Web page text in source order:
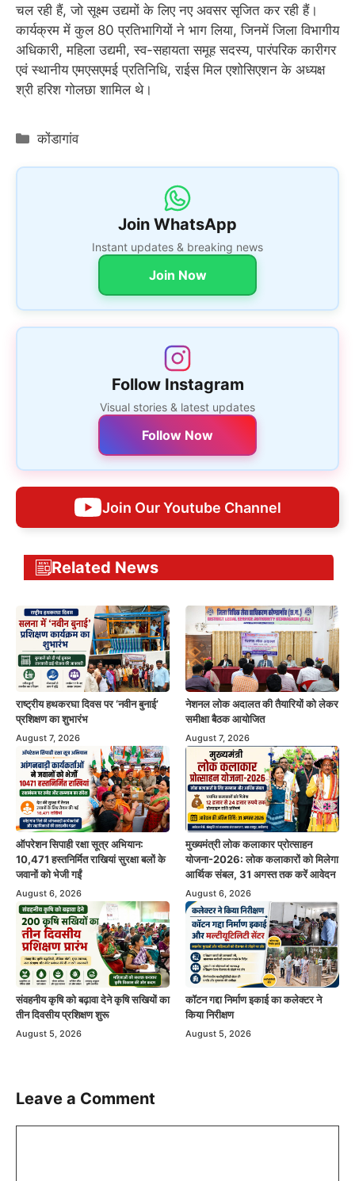
चल रही हैं, जो सूक्ष्म उद्यमों के लिए नए अवसर सृजित कर रही हैं।
कार्यक्रम में कुल 80 प्रतिभागियों ने भाग लिया, जिनमें जिला विभागीय
अधिकारी, महिला उद्यमी, स्व-सहायता समूह सदस्य, पारंपरिक कारीगर
एवं स्थानीय एमएसएमई प्रतिनिधि, राईस मिल एशोसिएशन के अध्यक्ष
श्री हरिश गोलछा शामिल थे।
Categories
कोंडागांव
Join WhatsApp
Instant updates & breaking news
Join Now
Follow Instagram
Visual stories & latest updates
Follow Now
Join Our Youtube Channel
Related News
राष्ट्रीय हथकरघा दिवस पर ‘नवीन बुनाई’
प्रशिक्षण का शुभारंभ
August 7, 2026
नेशनल लोक अदालत की तैयारियों को लेकर
समीक्षा बैठक आयोजित
August 7, 2026
ऑपरेशन सिपाही रक्षा सूत्र अभियान:
10,471 हस्तनिर्मित राखियां सुरक्षा बलों के
जवानों को भेजी गईं
August 6, 2026
मुख्यमंत्री लोक कलाकार प्रोत्साहन
योजना-2026: लोक कलाकारों को मिलेगा
आर्थिक संबल, 31 अगस्त तक करें आवेदन
August 6, 2026
संवहनीय कृषि को बढ़ावा देने कृषि सखियों का
तीन दिवसीय प्रशिक्षण शुरू
August 5, 2026
कॉटन गद्दा निर्माण इकाई का कलेक्टर ने
किया निरीक्षण
August 5, 2026
Leave a Comment